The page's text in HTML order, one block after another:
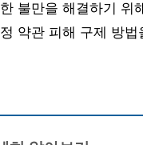
불만을 해결하기 위
약관 피해 구제 방법